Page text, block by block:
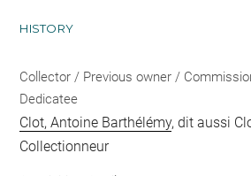
HISTORY
Collector / Previous owner /
Dedicatee
Clot, Antoine Barthélémy, dit aussi
Collectionneur